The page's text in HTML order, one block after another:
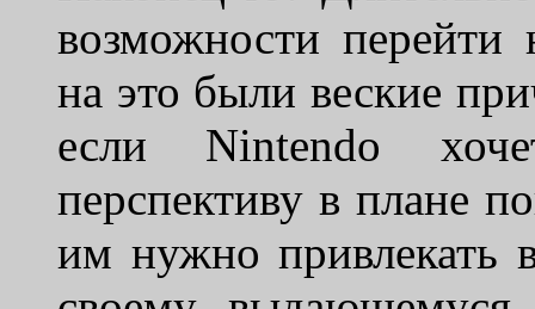
возможности
на это были веские
если Nintendo
перспективу в плане
им нужно привлекать